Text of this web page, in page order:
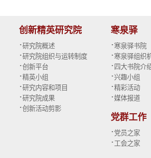
创新精英研究院
·研究院概述
·研究院组织与运转制度
·创新平台
·精英小组
·研究内容和项目
·研究院成果
·创新活动剪影
寒泉驿
· 寒泉驿书院
· 寒泉驿组织
· 四大书院介
·兴趣小组
·精彩活动
·媒体报道
党群工作
· 党员之家
· 工会之家